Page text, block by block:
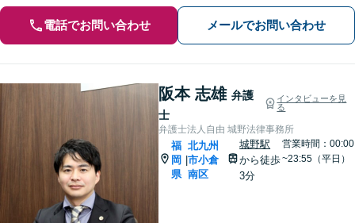
電話でお問い合わせ メールでお問い合わせ
阪本 志雄 弁護
士
インタビューを見
る
弁護士法人自由 城野法律事務所
福
岡
県
|
北九州
市小倉
南区
城野駅
から徒歩
3分
営業時間：00:00
~23:55（平日）